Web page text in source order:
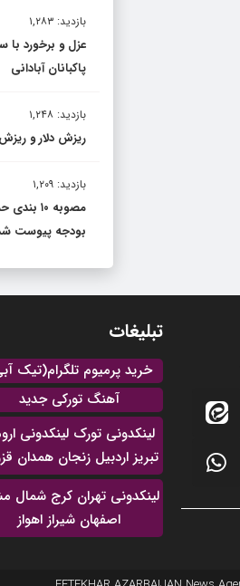
بازدید: ۱,۲۸۳
عزل و برخورد با
پاکبانان آبادانی
بازدید: ۱,۲۴۸
ریزش دلار و
بازدید: ۱,۲۰۹
مصوبه
بودجه پیوست
تبلیغات
خرید پرمیوم تلگرام(تیک
آهنگ تورکی جدید
لینکدونی تورک لینکدونی
تبریز اردبیل زنجان همدان
لینکدونی تهران کرج شمال
اصفهان شیراز اهواز